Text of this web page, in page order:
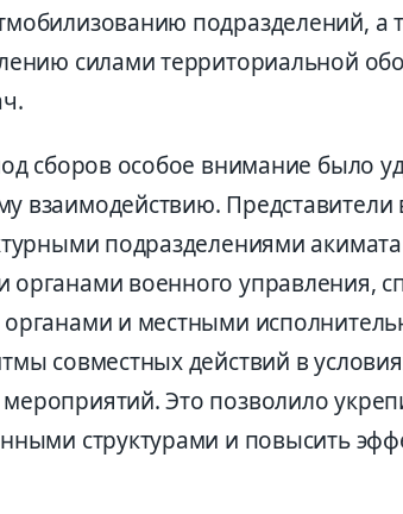
подразделений, а
силами территориальной
сборов особое внимание было
взаимодействию. Представители
подразделениями
органами военного управления,
органами и местными
совместных действий в
Это позволило
структурами и повысить